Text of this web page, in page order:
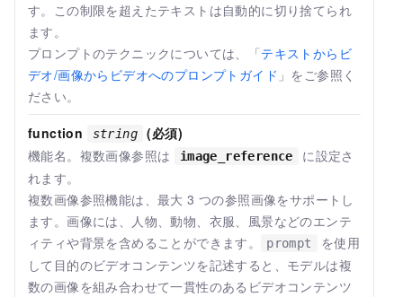
す。この制限を超えたテキストは自動的に切り捨てられ
ます。
プロンプトのテクニックについては、「テキストからビ
デオ/画像からビデオへのプロンプトガイド 」をご参照く
ださい。
function string
(必須)
機能名。複数画像参照は
image_reference
に設定さ
れます。
複数画像参照機能は、最大 3 つの参照画像をサポートし
ます。画像には、人物、動物、衣服、風景などのエンテ
ィティや背景を含めることができます。
prompt
を使用
して目的のビデオコンテンツを記述すると、モデルは複
数の画像を組み合わせて一貫性のあるビデオコンテンツ